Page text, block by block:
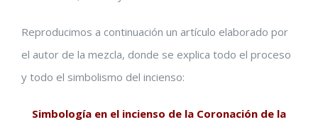
Reproducimos a continuación un artículo elaborado por
el autor de la mezcla, donde se explica todo el proceso
y todo el simbolismo del incienso:
Simbología en el incienso de la Coronación de la